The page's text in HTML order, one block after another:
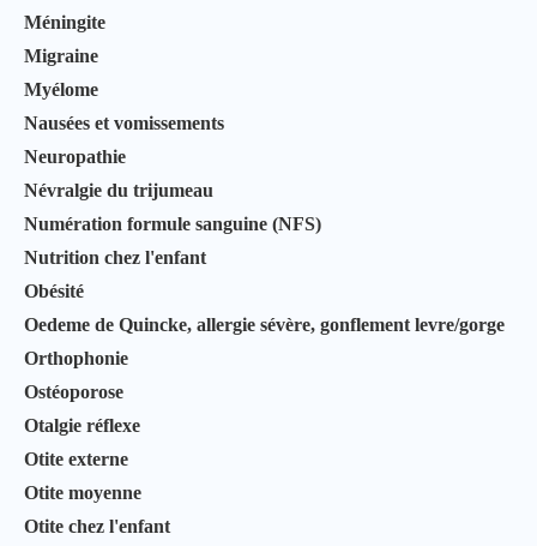
Méningite
Migraine
Myélome
Nausées et vomissements
Neuropathie
Névralgie du trijumeau
Numération formule sanguine (NFS)
Nutrition chez l'enfant
Obésité
Oedeme de Quincke, allergie sévère, gonflement levre/gorge
Orthophonie
Ostéoporose
Otalgie réflexe
Otite externe
Otite moyenne
Otite chez l'enfant